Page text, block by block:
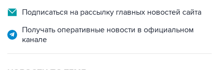
Подписаться на рассылку главных новостей сайта
Получать оперативные новости в официальном
канале